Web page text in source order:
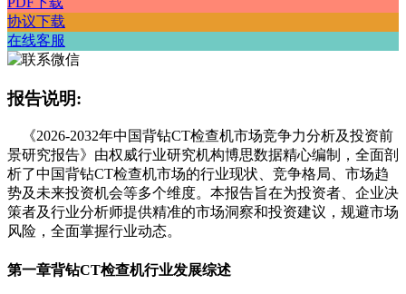
协议下载
在线客服
报告说明:
《2026-2032年中国背钻CT检查机市场竞争力分析及投资前
景研究报告》由权威行业研究机构博思数据精心编制，全面剖
析了中国背钻CT检查机市场的行业现状、竞争格局、市场趋
势及未来投资机会等多个维度。本报告旨在为投资者、企业决
策者及行业分析师提供精准的市场洞察和投资建议，规避市场
风险，全面掌握行业动态。
第一章背钻CT检查机行业发展综述